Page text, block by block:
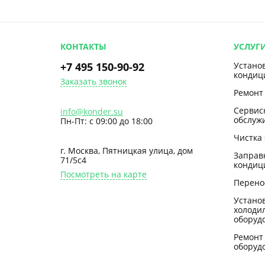
КОНТАКТЫ
+7 495 150-90-92
Заказать звонок
info@konder.su
Пн-Пт: с 09:00 до 18:00
г. Москва, Пятницкая улица, дом
71/5с4
Посмотреть на карте
Ремонт